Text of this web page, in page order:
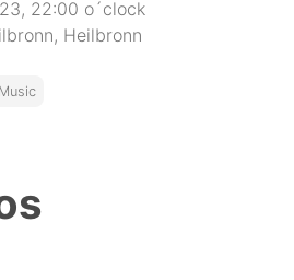
22:00 o´clock
Heilbronn